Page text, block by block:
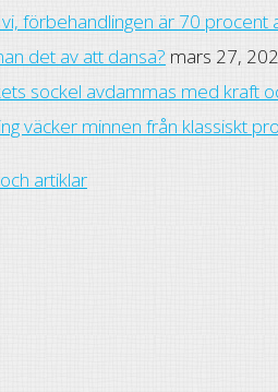
förbehandlingen är 70 procent
det av att dansa? mars 27,
sockel avdammas med kraft
väcker minnen från klassiskt
artiklar